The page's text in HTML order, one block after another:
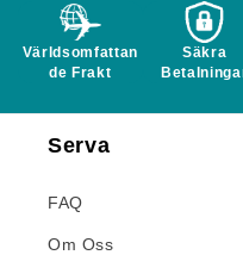
Världsomfattan
de Frakt
Säkra
Serva
FAQ
Om Oss